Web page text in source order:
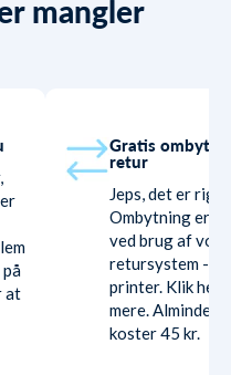
mangler
at
Gratis
retur
Jeps, det er
Ombytning er
ved brug af
retursystem -
printer. Klik her
mere.
koster 45 kr.